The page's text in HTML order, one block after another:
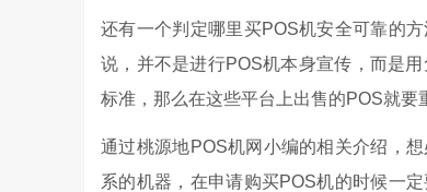
还有一个判定哪里买POS机安全可靠的
说，并不是进行POS机本身宣传，而是
标准，那么在这些平台上出售的POS就要
通过桃源地POS机网小编的相关介绍，
系的机器，在申请购买POS机的时候一